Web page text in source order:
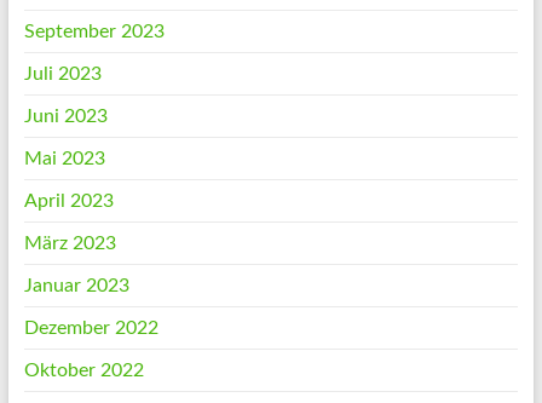
September 2023
Juli 2023
Juni 2023
Mai 2023
April 2023
März 2023
Januar 2023
Dezember 2022
Oktober 2022